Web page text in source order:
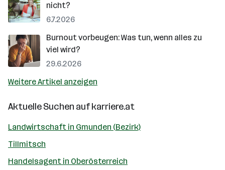
nicht?
6.7.2026
Burnout vorbeugen: Was tun, wenn alles zu
viel wird?
29.6.2026
Weitere Artikel anzeigen
Aktuelle Suchen aufkarriere.at
Landwirtschaft in Gmunden (Bezirk)
Tillmitsch
Handelsagent in Oberösterreich